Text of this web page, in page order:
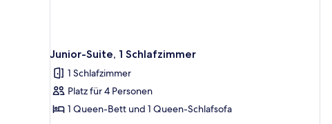
Junior-Suite, 1 Schlafzimmer
1 Schlafzimmer
Platz für 4 Personen
1 Queen-Bett und 1 Queen-Schlafsofa